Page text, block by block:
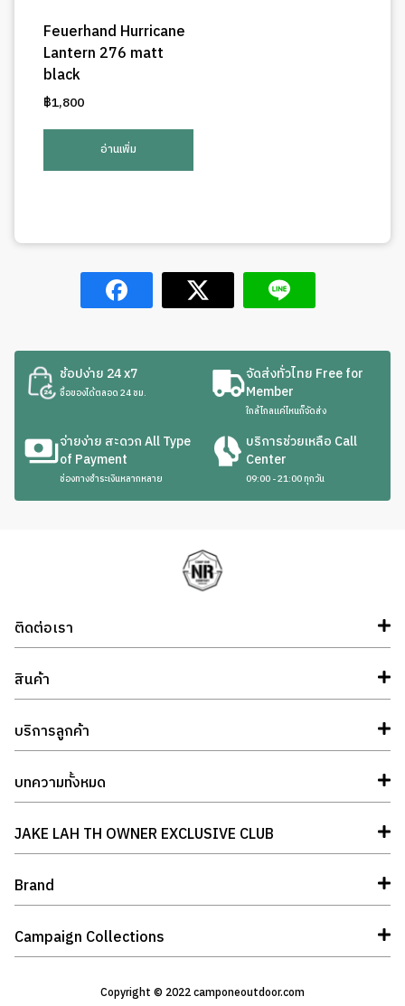
Feuerhand Hurricane
Lantern 276 matt
black
฿1,800
อ่านเพิ่ม
ช้อปง่าย 24 x7
ซื้อของได้ตลอด 24 ชม.
จัดส่งทั่วไทย Free for
Member
ใกล้ไกลแค่ไหนก็จัดส่ง
จ่ายง่าย สะดวก All Type
of Payment
ช่องทางชำระเงินหลากหลาย
บริการช่วยเหลือ Call
Center
09:00 - 21:00 ทุกวัน
ติดต่อเรา
สินค้า
บริการลูกค้า
บทความทั้งหมด
JAKE LAH TH OWNER EXCLUSIVE CLUB
Brand
Campaign Collections
Copyright © 2022 camponeoutdoor.com